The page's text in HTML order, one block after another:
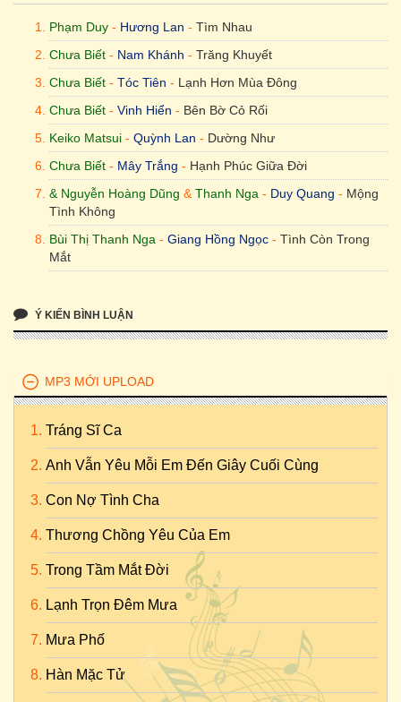
Phạm Duy - Hương Lan - Tìm Nhau
Chưa Biết - Nam Khánh - Trăng Khuyết
Chưa Biết - Tóc Tiên - Lạnh Hơn Mùa Đông
Chưa Biết - Vinh Hiển - Bên Bờ Cỏ Rối
Keiko Matsui - Quỳnh Lan - Dường Như
Chưa Biết - Mây Trắng - Hạnh Phúc Giữa Đời
& Nguyễn Hoàng Dũng & Thanh Nga - Duy Quang - Mộng
Tình Không
Bùi Thị Thanh Nga - Giang Hồng Ngọc - Tình Còn Trong
Mắt
Ý KIẾN BÌNH LUẬN
MP3 MỚI UPLOAD
Tráng Sĩ Ca
Anh Vẫn Yêu Mỗi Em Đến Giây Cuối Cùng
Con Nợ Tình Cha
Thương Chồng Yêu Của Em
Trong Tầm Mắt Đời
Lạnh Trọn Đêm Mưa
Mưa Phố
Hàn Mặc Tử